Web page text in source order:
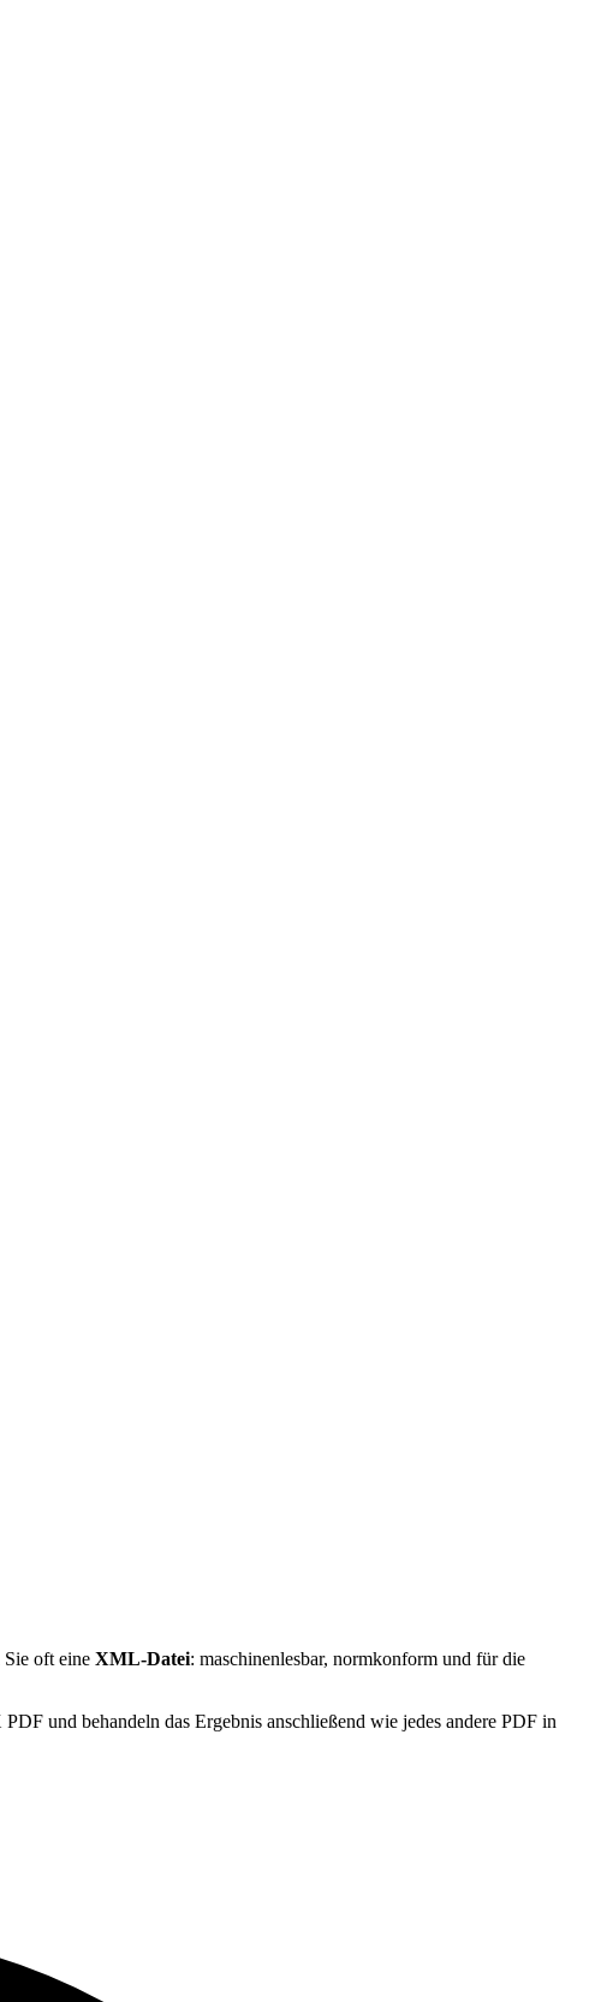
oft eine XML-Datei: maschinenlesbar, normkonform und für die
und behandeln das Ergebnis anschließend wie jedes andere PDF in